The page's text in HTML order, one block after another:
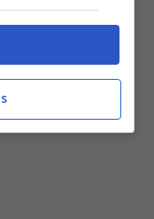
qualchefoglia di